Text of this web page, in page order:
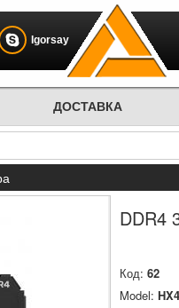
Igorsay
ДОСТАВКА
DDR4
Код: 62
Model: